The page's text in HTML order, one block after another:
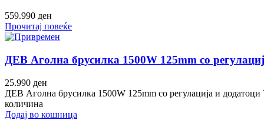
559.990 ден
Прочитај повеќе
ДЕВ Аголна брусилка 1500W 125mm со
25.990 ден
ДЕВ Аголна брусилка 1500W 125mm со регулација и
количина
Додај во кошница